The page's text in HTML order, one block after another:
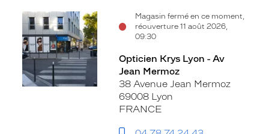
Magasin fermé en ce moment,
réouverture 11 août 2026,
09:30
Opticien Krys Lyon - Av
Jean Mermoz
38 Avenue Jean Mermoz
69008 Lyon
FRANCE